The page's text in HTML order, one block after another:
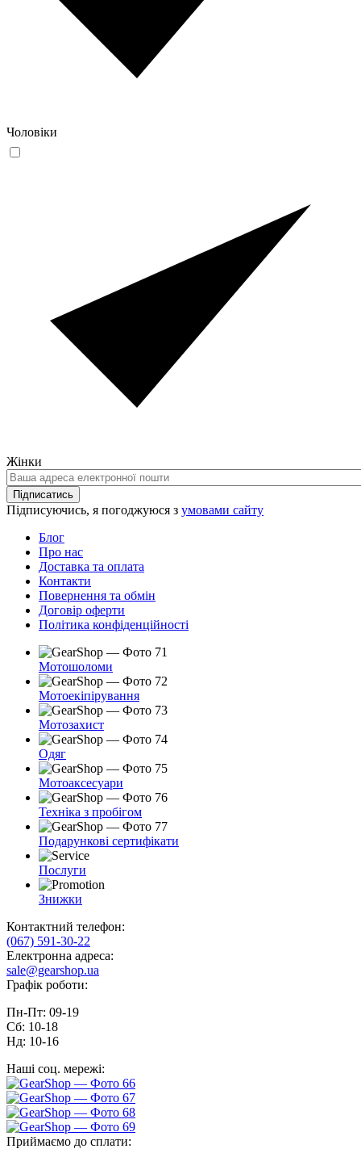
Чоловіки
Жінки
Ваша
адреса
електронної
пошти
Підписатись
Підписуючись, я погоджуюся з умовами сайту
Блог
Про нас
Доставка та оплата
Контакти
Повернення та обмін
Договір оферти
Політика конфіденційності
Мотошоломи
Мотоекіпірування
Мотозахист
Одяг
Мотоаксесуари
Техніка з пробігом
Подарункові сертифікати
Послуги
Знижки
Контактний телефон:
(067) 591-30-22
Електронна адреса:
sale@gearshop.ua
Графік роботи:
Пн-Пт: 09-19
Сб: 10-18
Нд: 10-16
Наші соц. мережі:
Приймаємо до сплати: